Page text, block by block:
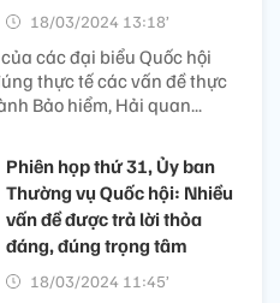
18/03/2024 13:18’
các đại biểu Quốc hội
thực tế các vấn đề thực
Bảo hiểm, Hải quan...
Phiên họp thứ 31, Ủy ban
Thường vụ Quốc hội: Nhiều
vấn đề được trả lời thỏa
đáng, đúng trọng tâm
18/03/2024 11:45’